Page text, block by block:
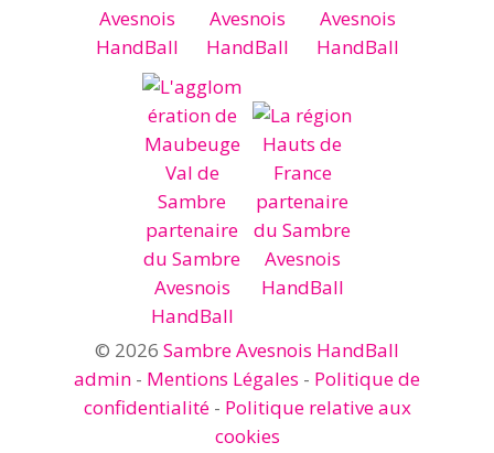
© 2026 Sambre Avesnois HandBall
admin - Mentions Légales - Politique de
confidentialité- Politique relative aux
cookies